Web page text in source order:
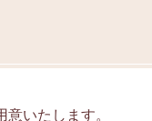
いたします。